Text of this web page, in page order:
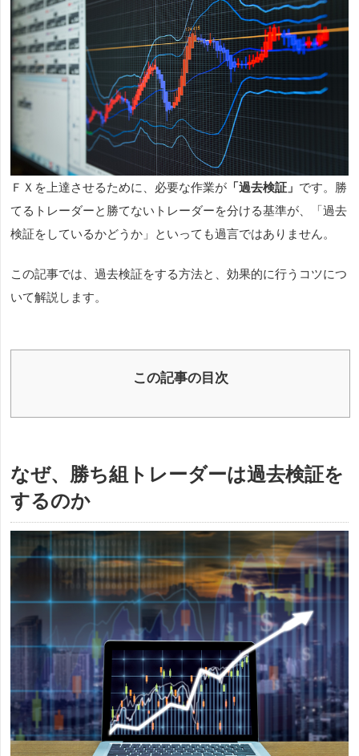
ＦＸを上達させるために、必要な作業が 「過去検証」 です。勝
てるトレーダーと勝てないトレーダーを分ける基準が、「過去
検証をしているかどうか」といっても過言ではありません。
この記事では、過去検証をする方法と、効果的に行うコツにつ
いて解説します。
この記事の目次
なぜ、勝ち組トレーダーは過去検証を
するのか